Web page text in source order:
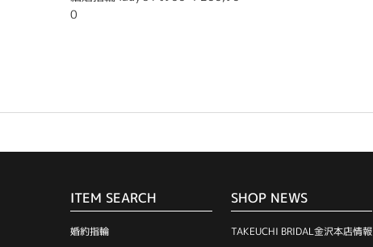
0
ITEM SEARCH
婚約指輪
SHOP NEWS
TAKEUCHI BRIDAL金沢本店情報